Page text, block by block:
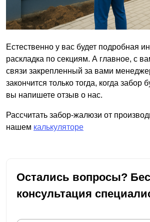
Естественно у вас будет подробная
раскладка по секциям. А главное, с
связи закрепленный за вами
закончится только тогда, когда забор
вы напишете отзыв о нас.
Рассчитать забор-жалюзи от
нашем калькуляторе
Остались вопросы?
консультация